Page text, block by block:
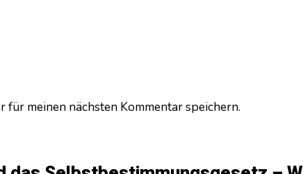
meinen nächsten Kommentar speichern.